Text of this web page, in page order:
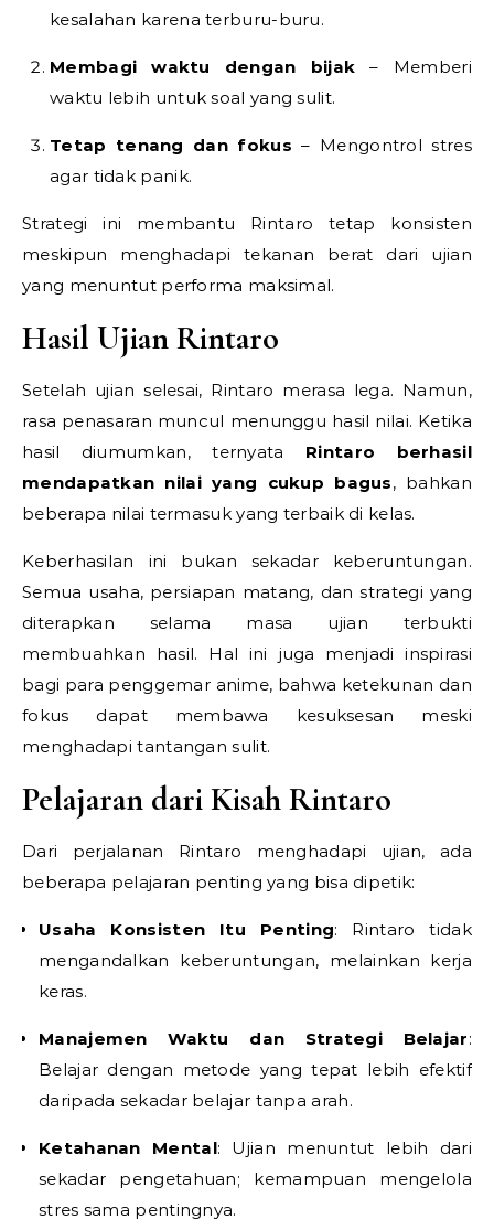
kesalahan karena terburu-buru.
Membagi waktu dengan bijak – Memberi
waktu lebih untuk soal yang sulit.
Tetap tenang dan fokus – Mengontrol stres
agar tidak panik.
Strategi ini membantu Rintaro tetap konsisten
meskipun menghadapi tekanan berat dari ujian
yang menuntut performa maksimal.
Hasil Ujian Rintaro
Setelah ujian selesai, Rintaro merasa lega. Namun,
rasa penasaran muncul menunggu hasil nilai. Ketika
hasil diumumkan, ternyata Rintaro berhasil
mendapatkan nilai yang cukup bagus, bahkan
beberapa nilai termasuk yang terbaik di kelas.
Keberhasilan ini bukan sekadar keberuntungan.
Semua usaha, persiapan matang, dan strategi yang
diterapkan selama masa ujian terbukti
membuahkan hasil. Hal ini juga menjadi inspirasi
bagi para penggemar anime, bahwa ketekunan dan
fokus dapat membawa kesuksesan meski
menghadapi tantangan sulit.
Pelajaran dari Kisah Rintaro
Dari perjalanan Rintaro menghadapi ujian, ada
beberapa pelajaran penting yang bisa dipetik:
Usaha Konsisten Itu Penting: Rintaro tidak
mengandalkan keberuntungan, melainkan kerja
keras.
Manajemen Waktu dan Strategi Belajar:
Belajar dengan metode yang tepat lebih efektif
daripada sekadar belajar tanpa arah.
Ketahanan Mental: Ujian menuntut lebih dari
sekadar pengetahuan; kemampuan mengelola
stres sama pentingnya.